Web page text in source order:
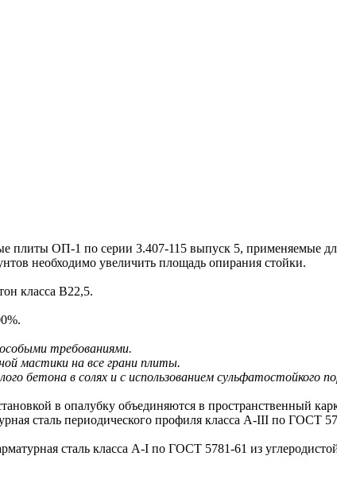
ОП-1 по серии 3.407-115 выпуск 5, применяемые для
необходимо увеличить площадь опирания стойки.
класса В22,5.
требованиями.
мастики на все грани плиты.
бетона в солях и с использованием сульфатостойкого
в опалубку объединяются в пространственный
сталь периодического профиля класса A-III по ГОСТ
сталь класса A-I по ГОСТ 5781-61 из